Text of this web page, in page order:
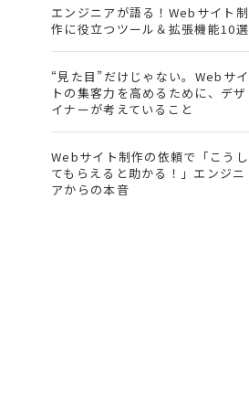
エンジニアが語る！Webサイト制
作に役立つツール＆拡張機能10選
“見た目”だけじゃない。Webサイ
トの集客力を高めるために、デザ
イナーが考えていること
Webサイト制作の依頼で「こうし
てもらえると助かる！」エンジニ
アからの本音